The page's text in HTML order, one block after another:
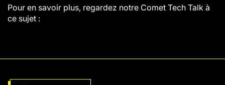
Pour en savoir plus, regardez notre Comet Tech Talk à
ce sujet :